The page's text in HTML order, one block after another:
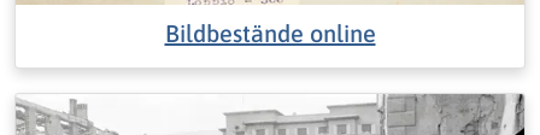
Bildbestände online